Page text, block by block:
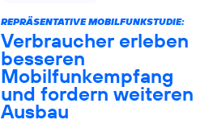
REPRÄSENTATIVE MOBILFUNKSTUDIE:
Verbraucher erleben
besseren
Mobilfunkempfang
und fordern weiteren
Ausbau